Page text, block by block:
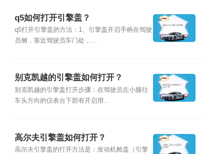
q5如何打开引擎盖？
q5打开引擎盖的方法：1、引擎盖开启手柄在驾驶
员侧，靠近驾驶员车门处，...
别克凯越的引擎盖如何打开？
别克凯越的引擎盖打开步骤：在驾驶员左小腿往
车头方向的仪表台下部有开启用...
高尔夫引擎盖如何打开？
高尔夫引擎盖的打开方法是：发动机舱盖（引擎